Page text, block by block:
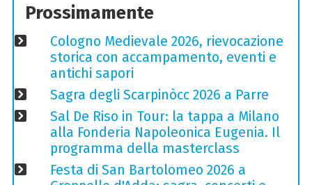
Prossimamente
Cologno Medievale 2026, rievocazione
storica con accampamento, eventi e
antichi sapori
Sagra degli Scarpinòcc 2026 a Parre
Sal De Riso in Tour: la tappa a Milano
alla Fonderia Napoleonica Eugenia. Il
programma della masterclass
Festa di San Bartolomeo 2026 a